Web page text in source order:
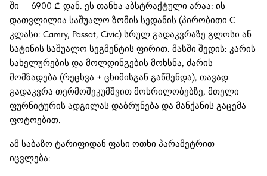
ში — 6900 ₾-დან. ეს თანხა აბსტრაქტული არაა: ის
დათვლილია საშუალო ზომის სედანის (პირობითი C-
კლასი: Camry, Passat, Civic) სრულ გადაკვრაზე გლოსი ან
სატინის საშუალო სეგმენტის ფირით. მასში შედის: კარის
სახელურების და მოლდინგების მოხსნა, ძარის
მომზადება (რეცხვა + ცხიმისგან გაწმენდა), თავად
გადაკვრა თერმოშეკუმშვით მოხრილობებზე, მთელი
ფურნიტურის ადგილას დაბრუნება და მანქანის გაცემა
ფოტოებით.
ამ საბაზო ტარიფიდან ფასი ოთხი პარამეტრით
იცვლება: